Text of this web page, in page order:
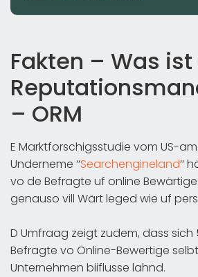
Fakten – Was
– ORM
E Marktforschigsstudie vom US-
Underneme ‘‘Searchengineland‘‘
vo de Befragte uf online
genauso vill Wärt leged wie uf
D Umfraag zeigt zudem, dass sich
Befragte vo Online-Bewertige
Unternehmen biiflusse lahnd.